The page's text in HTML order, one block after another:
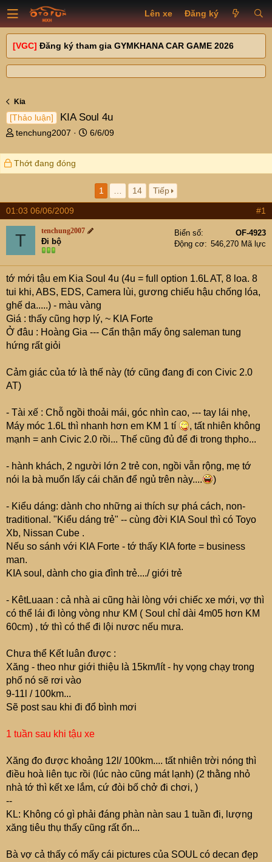
Lên xe Đăng ký
[VGC] Đăng ký tham gia GYMKHANA CAR GAME 2026
Kia
[Thảo luận] KIA Soul 4u
T
r
e
s
t
a
r
tenchung2007
N
à
i
6/6/09
Thớt đang đóng
1 14 Tiếp
01:03 06/06/2009 #1
T tenchung2007
Đi bộ
Biển số
OF-4923
Động cơ
546,270 Mã lực
tớ mới tậu em Kia Soul 4u (4u = full option 1.6L AT, 8 loa. 8
tui khi, ABS, EDS, Camera lùi, gương chiếu hậu chống lóa,
ghế da.....) - màu vàng
Giá : thấy cũng hợp lý, ~ KIA Forte
Ở đâu : Hoàng Gia --- Cẩn thận mấy ông saleman tung
hứng rất giỏi
Cảm giác của tớ là thế này (tớ cũng đang đi con Civic 2.0
AT)
- Tài xế : Chỗ ngồi thoải mái, góc nhìn cao, --- tay lái nhẹ,
Máy móc 1.6L thì nhanh hơn em KM 1 tí
, tất nhiên không
mạnh = anh Civic 2.0 rồi... Thế cũng đủ để đi trong thpho...
- hành khách, 2 người lớn 2 trẻ con, ngồi vẫn rộng, mẹ tớ
nói la bà muốn lấy cái chăn để ngủ trên này....
)
- Kiểu dáng: dành cho những ai thích sự phá cách, non-
traditional. "Kiểu dáng trẻ" -- cùng đời KIA Soul thì có Toyo
Xb, Nissan Cube .
Nếu so sánh với KIA Forte - tớ thấy KIA forte = business
man.
KIA soul, dành cho gia đình trẻ..../ giới trẻ
- KêtLuaan : cả nhà ai cũng hài lòng với chiếc xe mới, vợ thì
có thể lái đi lòng vòng như KM ( Soul chỉ dài 4m05 hơn KM
60cm) , tớ thì có thể đi lội nươc nếu mưa.
Chưa thể Kết luân được :
Xăng - theo như giới thiệu là 15km/lít - hy vọng chạy trong
phố nó sẽ rơi vào
9-11l / 100km...
Sẽ post sau khi đi đổ bình mơi
1 tuần sau khi tậu xe
Xăng đo được khoảng 12l/ 100km.... tất nhiên trời nóng thì
điều hoà liên tục rồi (lúc nào cũng mát lạnh) (2 thằng nhỏ
nhà tớ thì kết xe lắm, cứ đòi bố chở đi chơi, )
--
KL: Không có gì phải đáng phàn nàn sau 1 tuần đi, lượng
xăng tiêu thụ thấy cũng rất ổn...
Bà vợ cả thấy có mấy cái pictures của SOUL có decan đẹp